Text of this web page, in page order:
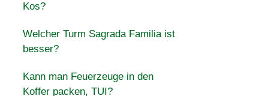
Kos?
Welcher Turm Sagrada Familia ist
besser?
Kann man Feuerzeuge in den
Koffer packen, TUI?